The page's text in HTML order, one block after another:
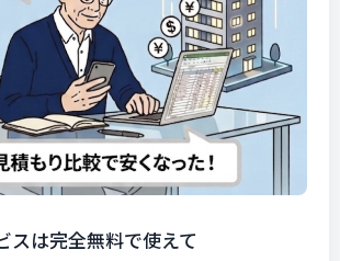
スは完全無料で使えて